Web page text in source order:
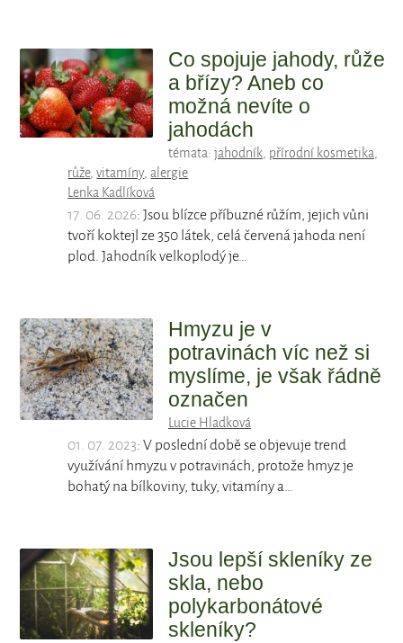
Co spojuje jahody, růže
a břízy? Aneb co
možná nevíte o
jahodách
témata: jahodník, přírodní kosmetika,
růže,vitamíny,alergie
Lenka Kadlíková
17. 06. 2026: Jsou blízce příbuzné růžím, jejich vůni
tvoří koktejl ze 350 látek, celá červená jahoda není
plod. Jahodník velkoplodý je…
Hmyzu je v
potravinách víc než si
myslíme, je však řádně
označen
Lucie Hladková
01. 07. 2023: V poslední době se objevuje trend
využívání hmyzu v potravinách, protože hmyz je
bohatý na bílkoviny, tuky, vitamíny a…
Jsou lepší skleníky ze
skla, nebo
polykarbonátové
skleníky?